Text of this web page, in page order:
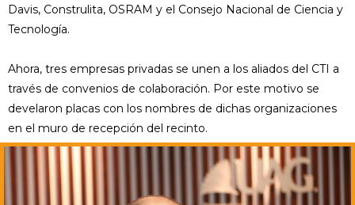
Davis, Construlita, OSRAM y el Consejo Nacional de Ciencia y
Tecnología.
Ahora, tres empresas privadas se unen a los aliados del CTI a
través de convenios de colaboración. Por este motivo se
develaron placas con los nombres de dichas organizaciones
en el muro de recepción del recinto.